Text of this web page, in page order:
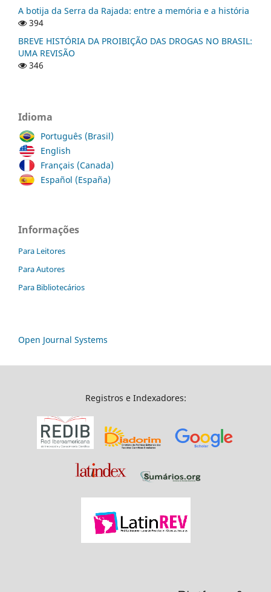
A botija da Serra da Rajada: entre a memória e a história
394
BREVE HISTÓRIA DA PROIBIÇÃO DAS DROGAS NO BRASIL:
UMA REVISÃO
346
Idioma
Português (Brasil)
English
Français (Canada)
Español (España)
Informações
Para Leitores
Para Autores
Para Bibliotecários
Open Journal Systems
Registros e Indexadores: